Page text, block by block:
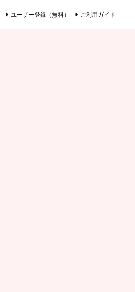
ユーザー登録（無料） ご利用ガイド